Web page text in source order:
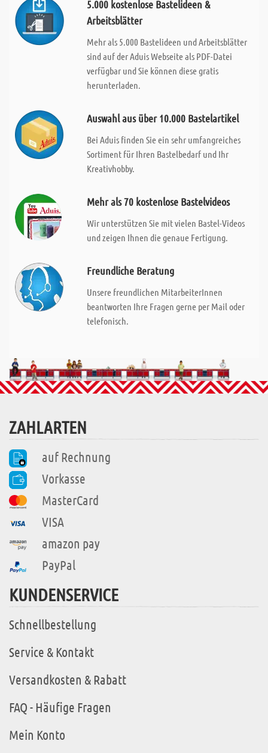
5.000 kostenlose Bastelideen &
Arbeitsblätter
Mehr als 5.000 Bastelideen und Arbeitsblätter
sind auf der Aduis Webseite als PDF-Datei
verfügbar und Sie können diese gratis
herunterladen.
Auswahl aus über 10.000 Bastelartikel
Bei Aduis finden Sie ein sehr umfangreiches
Sortiment für Ihren Bastelbedarf und Ihr
Kreativhobby.
Mehr als 70 kostenlose Bastelvideos
Wir unterstützen Sie mit vielen Bastel-Videos
und zeigen Ihnen die genaue Fertigung.
Freundliche Beratung
Unsere freundlichen MitarbeiterInnen
beantworten Ihre Fragen gerne per Mail oder
telefonisch.
ZAHLARTEN
auf Rechnung
Vorkasse
MasterCard
VISA
amazon pay
PayPal
KUNDENSERVICE
Schnellbestellung
Service & Kontakt
Versandkosten & Rabatt
FAQ - Häufige Fragen
Mein Konto